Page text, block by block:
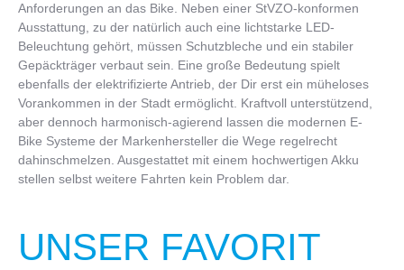
Anforderungen an das Bike. Neben einer StVZO-konformen
Ausstattung, zu der natürlich auch eine lichtstarke LED-
Beleuchtung gehört, müssen Schutzbleche und ein stabiler
Gepäckträger verbaut sein. Eine große Bedeutung spielt
ebenfalls der elektrifizierte Antrieb, der Dir erst ein müheloses
Vorankommen in der Stadt ermöglicht. Kraftvoll unterstützend,
aber dennoch harmonisch-agierend lassen die modernen E-
Bike Systeme der Markenhersteller die Wege regelrecht
dahinschmelzen. Ausgestattet mit einem hochwertigen Akku
stellen selbst weitere Fahrten kein Problem dar.
UNSER FAVORIT